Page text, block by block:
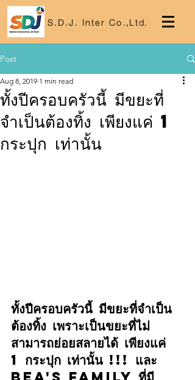
S.D.J. Inter Co.,Ltd.
Post
ทั้งปีครอบครัวนี้ มีขยะที่
จำเป็นต้องทิ้ง เพียงแค่ 1
กระปุก เท่านั้น
Aug 8, 2019 1 min read
ทั้งปีครอบครัวนี้ มีขยะที่จำเป็น
ต้องทิ้ง เพราะเป็นขยะที่ไม่
สามารถย่อยสลายได้ เพียงแค่
1 กระปุก เท่านั้น !!! และ